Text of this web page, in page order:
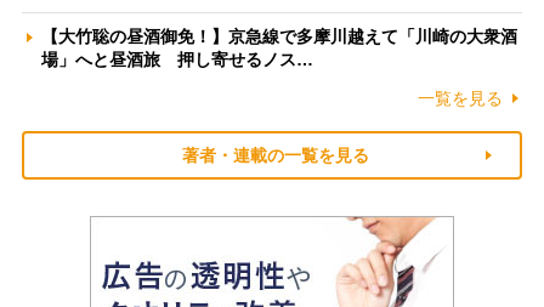
【大竹聡の昼酒御免！】京急線で多摩川越えて「川崎の大衆酒
場」へと昼酒旅 押し寄せるノス…
一覧を見る
著者・連載の一覧を見る